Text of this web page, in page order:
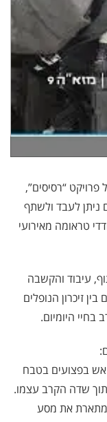
פרויקט “רסיסים”,
לעבד ולשתף
טראומה מאירועי
עיבוד והקשבה
זיכרון הנופלים
היומיום.
בפצועים בטבח
את מסע